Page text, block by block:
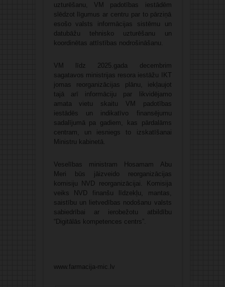
uzturēšanu, VM padotības iestādēm
slēdzot līgumus ar centru par to pārziņā
esošo valsts informācijas sistēmu un
datubāžu tehnisko uzturēšanu un
koordinētas attīstības nodrošināšanu.
VM līdz 2025.gada decembrim
sagatavos ministrijas resora iestāžu IKT
jomas reorganizācijas plānu, iekļaujot
tajā arī informāciju par likvidējamo
amata vietu skaitu VM padotības
iestādēs un indikatīvo finansējumu
sadalījumā pa gadiem, kas pārdalāms
centram, un iesniegs to izskatīšanai
Ministru kabinetā.
Veselības ministram Hosamam Abu
Meri būs jāizveido reorganizācijas
komisiju NVD reorganizācijai. Komisija
veiks NVD finanšu līdzekļu, mantas,
saistību un lietvedības nodošanu valsts
sabiedrībai ar ierobežotu atbildību
“Digitālās kompetences centrs”.
www.farmacija-mic.lv